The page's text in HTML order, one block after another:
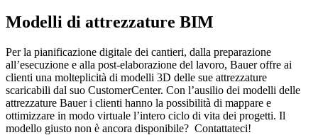
Modelli di attrezzature BIM
Per la pianificazione digitale dei cantieri, dalla preparazione
all’esecuzione e alla post-elaborazione del lavoro, Bauer offre ai
clienti una molteplicità di modelli 3D delle sue attrezzature
scaricabili dal suo CustomerCenter. Con l’ausilio dei modelli delle
attrezzature Bauer i clienti hanno la possibilità di mappare e
ottimizzare in modo virtuale l’intero ciclo di vita dei progetti. Il
modello giusto non è ancora disponibile? Contattateci!